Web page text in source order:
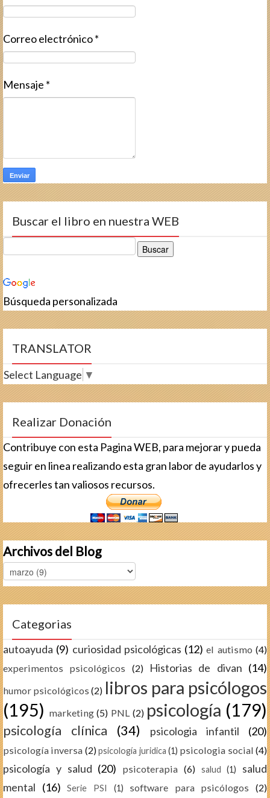
Correo electrónico*
Mensaje *
Buscar el libro en nuestra WEB
Búsqueda personalizada
TRANSLATOR
Select Language ▼
Realizar Donación
Contribuye con esta Pagina WEB, para mejorar y pueda
seguir en linea realizando esta gran labor de ayudarlos y
ofrecerles tan valiosos recursos.
Archivos del Blog
Categorias
autoayuda (9) curiosidad psicológicas (12) el autismo (4)
experimentos psicológicos
(2) Historias de divan (14)
humor psicológicos (2) libros para psicólogos
(195) marketing (5) PNL (2) psicología (179)
psicología clínica (34) psicologia infantil (20)
psicología inversa (2)psicología juridica (1) psicologia social (4)
psicología y salud (20) psicoterapia (6) salud (1)
salud
mental (16) Serie PSI (1) software para psicólogos
(2)